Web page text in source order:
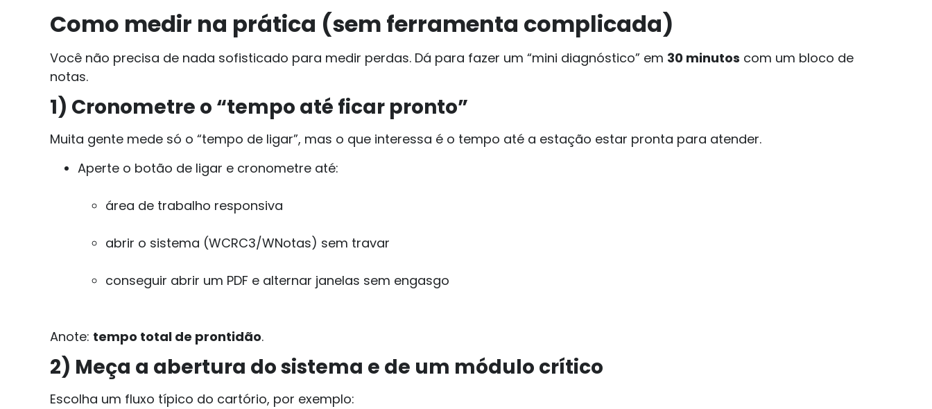
Como medir na prática (sem ferramenta complicada)
Você não precisa de nada sofisticado para medir perdas. Dá para fazer um “mini diagnóstico” em 30 minutos com um bloco de
notas.
1) Cronometre o “tempo até ficar pronto”
Muita gente mede só o “tempo de ligar”, mas o que interessa é o tempo até a estação estar pronta para atender.
Aperte o botão de ligar e cronometre até:
área de trabalho responsiva
abrir o sistema (WCRC3/WNotas) sem travar
conseguir abrir um PDF e alternar janelas sem engasgo
Anote: tempo total de prontidão.
2) Meça a abertura do sistema e de um módulo crítico
Escolha um fluxo típico do cartório, por exemplo: